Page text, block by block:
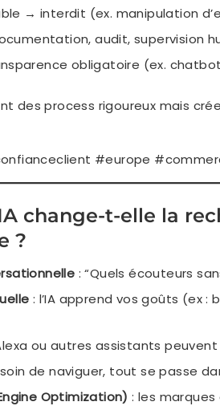
→ interdit (ex. manipulation
audit, supervision
obligatoire (ex.
des process rigoureux mais
#europe
change-t-elle la
?
: “Quels écouteurs
: l’IA apprend vos goûts (ex :
ou autres assistants
de naviguer, tout se passe
Optimization) : les